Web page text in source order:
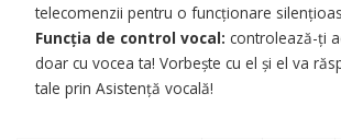
telecomenzii pentru o funcționare
Funcția de control vocal: controlează-ți
doar cu vocea ta! Vorbește cu el și el va
tale prin Asistență vocală!